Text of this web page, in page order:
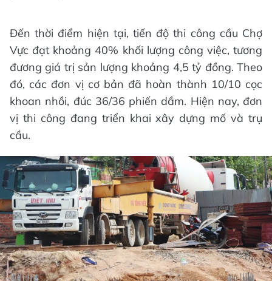
Đến thời điểm hiện tại, tiến độ thi công cầu Chợ
Vực đạt khoảng 40% khối lượng công việc, tương
đương giá trị sản lượng khoảng 4,5 tỷ đồng. Theo
đó, các đơn vị cơ bản đã hoàn thành 10/10 cọc
khoan nhồi, đúc 36/36 phiến dầm. Hiện nay, đơn
vị thi công đang triển khai xây dựng mố và trụ
cầu.